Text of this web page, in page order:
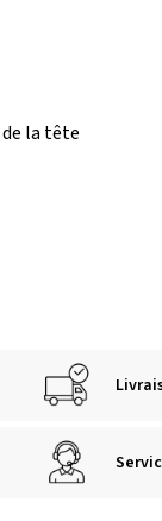
la tête